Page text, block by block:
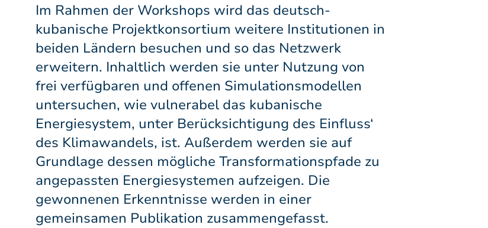
Im Rahmen der Workshops wird das deutsch-
kubanische Projektkonsortium weitere Institutionen in
beiden Ländern besuchen und so das Netzwerk
erweitern. Inhaltlich werden sie unter Nutzung von
frei verfügbaren und offenen Simulationsmodellen
untersuchen, wie vulnerabel das kubanische
Energiesystem, unter Berücksichtigung des Einfluss‘
des Klimawandels, ist. Außerdem werden sie auf
Grundlage dessen mögliche Transformationspfade zu
angepassten Energiesystemen aufzeigen. Die
gewonnenen Erkenntnisse werden in einer
gemeinsamen Publikation zusammengefasst.